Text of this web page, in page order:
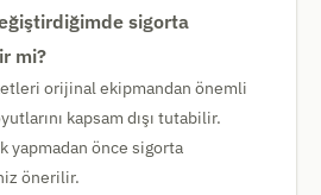
sigorta
mi?
orijinal ekipmandan önemli
kapsam dışı tutabilir.
yapmadan önce sigorta
önerilir.